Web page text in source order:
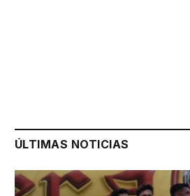
ÚLTIMAS NOTICIAS